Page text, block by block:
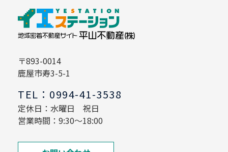
〒893-0014
鹿屋市寿3-5-1
TEL：0994-41-3538
定休日：水曜日 祝日
営業時間：9:30～18:00